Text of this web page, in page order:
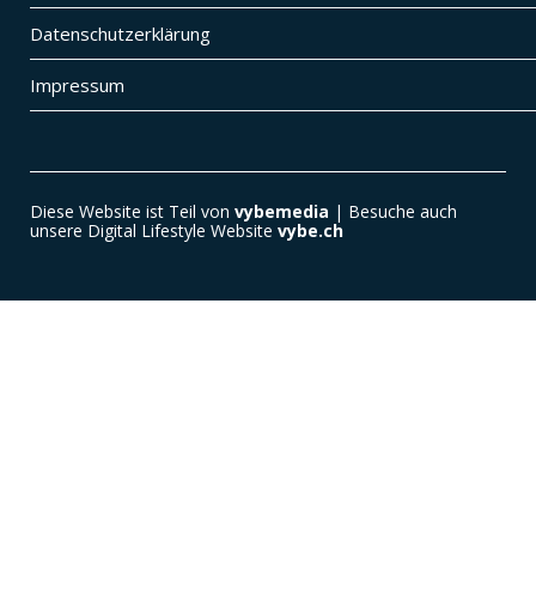
Datenschutzerklärung
Impressum
Diese Website ist Teil von vybemedia | Besuche auch
unsere Digital Lifestyle Website vybe.ch